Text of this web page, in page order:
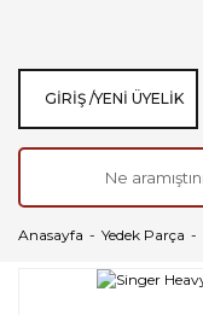
GIRIŞ /YENI ÜYELIK
Anasayfa Yedek Parça